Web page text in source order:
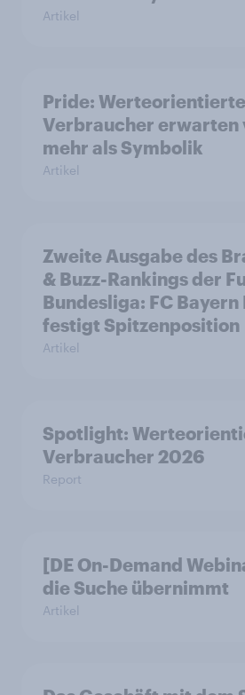
Artikel
Pride: Werteorientierte
Verbraucher erwarten
mehr als Symbolik
Artikel
Zweite Ausgabe des
& Buzz-Rankings der
Bundesliga: FC Bayern
festigt Spitzenposition
Artikel
Spotlight:
Verbraucher 2026
Report
[DE On-Demand
die Suche übernimmt
Artikel